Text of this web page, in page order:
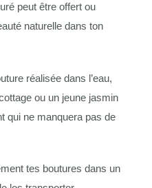
peut être offert ou
naturelle dans ton
réalisée dans l’eau,
ou un jeune jasmin
qui ne manquera pas de
tes boutures dans un